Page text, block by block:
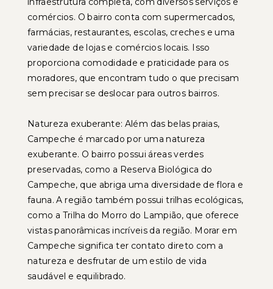
comércios. O bairro conta com supermercados,
farmácias, restaurantes, escolas, creches e uma
variedade de lojas e comércios locais. Isso
proporciona comodidade e praticidade para os
moradores, que encontram tudo o que precisam
sem precisar se deslocar para outros bairros.
Natureza exuberante: Além das belas praias,
Campeche é marcado por uma natureza
exuberante. O bairro possui áreas verdes
preservadas, como a Reserva Biológica do
Campeche, que abriga uma diversidade de flora e
fauna. A região também possui trilhas ecológicas,
como a Trilha do Morro do Lampião, que oferece
vistas panorâmicas incríveis da região. Morar em
Campeche significa ter contato direto com a
natureza e desfrutar de um estilo de vida
saudável e equilibrado.